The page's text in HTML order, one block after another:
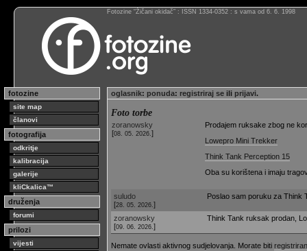
Fotozine “Žičani okidač” : ISSN 1334-0352 : s vama od 6. 6. 1998
fotozine
site map
članovi
fotografija
odkritje
kalibracija
galerije
kliCkalica™
druženja
forumi
prilozi
vijesti
oglasnik: ponuda: registriraj se ili prijavi.
Foto torbe
zoranowsky
[08. 05. 2026.]
Prodajem ruksake zbog ne
Lowepro Mini Trekker
Think Tank Perception 15
Oba su korištena i imaju
suludo
[28. 05. 2026.]
Poslao sam poruku za Think
zoranowsky
[09. 06. 2026.]
Think Tank ruksak prodan,
Nemate ovlasti aktivnog sudjelovanja. Morate biti